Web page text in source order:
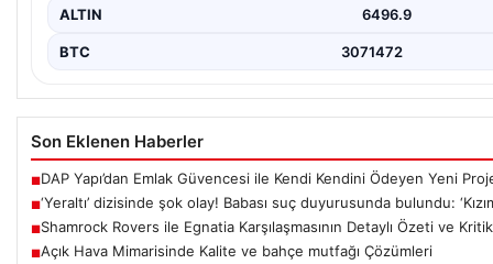
ALTIN 6496.9
BTC 3071472
Son Eklenen Haberler
■DAP Yapı’dan Emlak Güvencesi ile Kendi Kendini Ödeyen Yeni
■‘Yeraltı’ dizisinde şok olay! Babası suç duyurusunda bulundu:
■Shamrock Rovers ile Egnatia Karşılaşmasının Detaylı Özeti ve
■Açık Hava Mimarisinde Kalite ve bahçe mutfağı Çözümleri